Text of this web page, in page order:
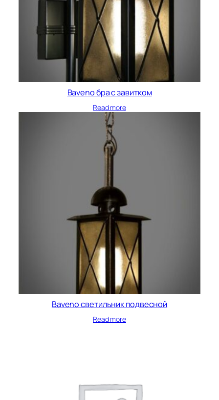
Baveno бра с завитком
Read more
Baveno светильник подвесной
Read more